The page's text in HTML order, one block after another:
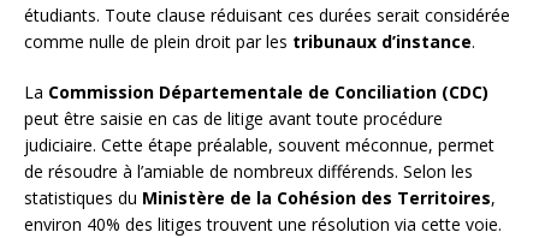
étudiants. Toute clause réduisant ces durées serait considérée
comme nulle de plein droit par les tribunaux d’instance.
La Commission Départementale de Conciliation (CDC)
peut être saisie en cas de litige avant toute procédure
judiciaire. Cette étape préalable, souvent méconnue, permet
de résoudre à l’amiable de nombreux différends. Selon les
statistiques du Ministère de la Cohésion des Territoires,
environ 40% des litiges trouvent une résolution via cette voie.